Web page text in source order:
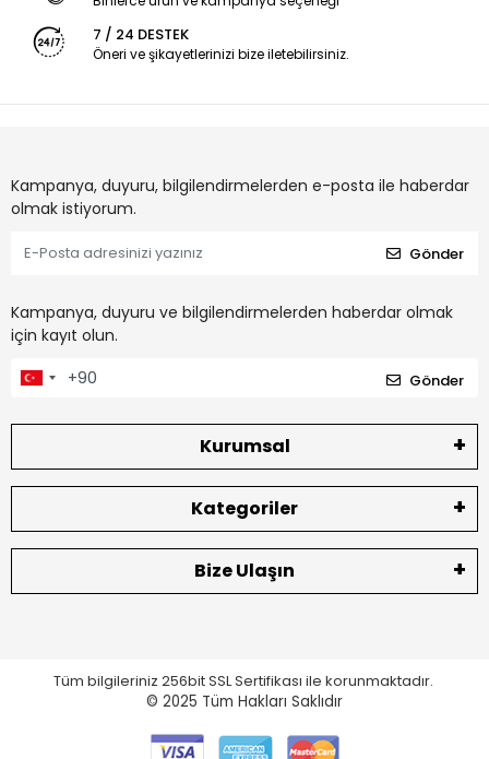
7 / 24 DESTEK
Öneri ve şikayetlerinizi bize iletebilirsiniz.
Kampanya, duyuru, bilgilendirmelerden e-posta ile haberdar
olmak istiyorum.
Gönder
Kampanya, duyuru ve bilgilendirmelerden haberdar olmak
için kayıt olun.
Gönder
Kurumsal
Kategoriler
Bize Ulaşın
Tüm bilgileriniz 256bit SSL Sertifikası ile korunmaktadır.
© 2025 Tüm Hakları Saklıdır